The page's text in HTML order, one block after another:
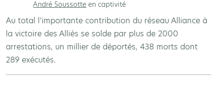
André Soussotte en captivité
Au total l’importante contribution du réseau Alliance à
la victoire des Alliés se solde par plus de 2000
arrestations, un millier de déportés, 438 morts dont
289 exécutés.